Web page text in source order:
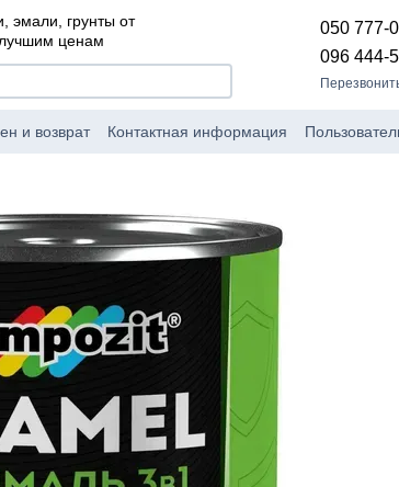
эмали, грунты от
ценам
050 777-
096 444-
и возврат Контактная информация